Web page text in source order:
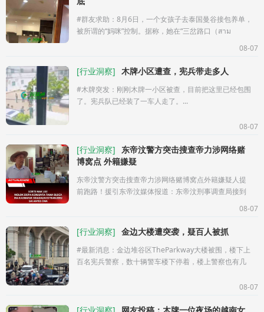
#群友求助：8月6日，一个女孩子去泰国曼谷接包养单，
被所谓的“妈咪”控制。据称，她在“三岔路口（สาม
08-07
[行业洞察] 木牌小区遭查，宪兵带走多人
#木牌突发：刚刚木牌一小区被查，目前把这里已经包围
了。宪兵队已经装了一车人走了。...
08-07
[行业洞察] 东帝汶警方突击搜查帝力涉网络赌
博窝点 外籍嫌疑
东帝汶警方突击搜查帝力涉网络赌博窝点外籍嫌疑人提
前跑路！援引东帝汶媒体报道：东帝汶刑事调查局接到
08-07
[行业洞察] 金边大楼遭突袭，疑百人被抓
#最新消息：金边堆谷区TheParkway大楼被围，楼下上
百名宪兵警察，数十辆警车楼下停着，楼上警察也有几
08-07